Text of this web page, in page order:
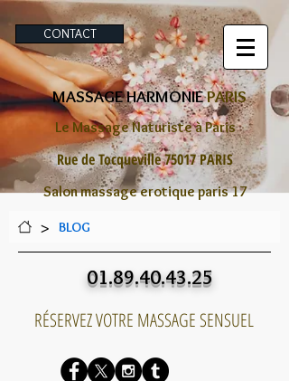
CONTACT
MASSAGE HARMONIEPARIS
Le Massage Naturiste à Paris
Rue de Tocqueville 75017 PARIS
Salon massage erotique paris 17
> BLOG
01.89.40.43.25
RÉSERVEZ VOTRE MASSAGE SENSUEL